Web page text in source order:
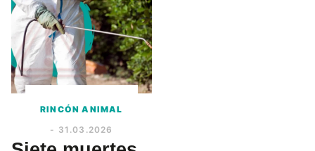
RINCÓN ANIMAL
- 31.03.2026